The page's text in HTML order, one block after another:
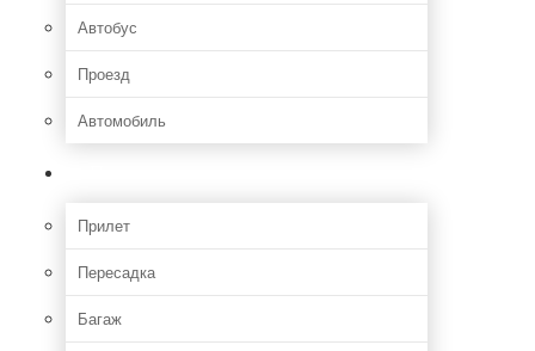
Автобус
Проезд
Автомобиль
Прилет
Пересадка
Багаж